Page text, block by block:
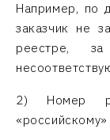
Например, по
заказчик не
реестре,
2) Номер